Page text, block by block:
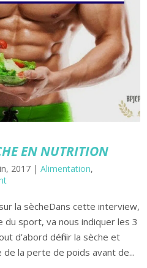
EN NUTRITION
2017 |Alimentation,
la sècheDans cette interview,
sport, va nous indiquer les 3
d’abord définir la sèche et
la perte de poids avant de...